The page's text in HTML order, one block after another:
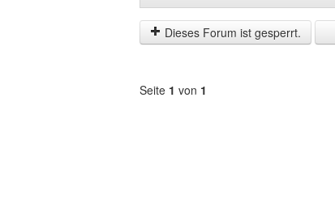
der
letzten
Zeit
by
Dieses Forum ist gesperrt.
Seite 1 von 1